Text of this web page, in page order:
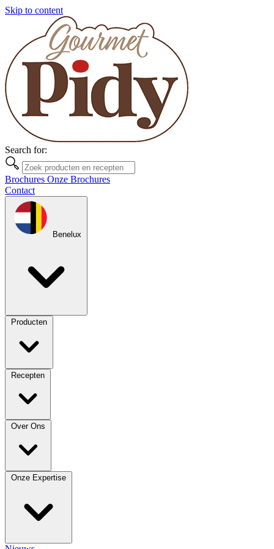
Skip to content
Search for:
Brochures Onze Brochures
Contact
Benelux
Producten
Recepten
Over Ons
Onze Expertise